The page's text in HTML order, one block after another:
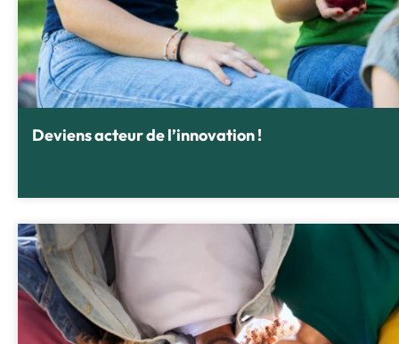
Deviens acteur de l’innovation !